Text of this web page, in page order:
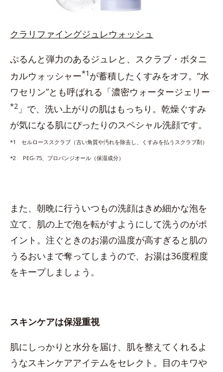
クラリファイングジュレウォッシュ
ぷるんと弾力のあるジュレと、スクラブ・ボタニ
カルウォッシャー*1 が蓄積したくすみをオフ。“水
ワセリン”とも呼ばれる「濃密ウォータージェリー
*2 」で、洗い上がりの肌はもっちり。乾燥ぐすみ
が気になる肌にぴったりのスペシャル洗顔です。
*1 セルローススクラブ（古い角質や汚れを除去し、くすみを払うスクラブ剤）
*2 PEG-75、プロパンジオール（保湿成分）
また、朝晩に行ういつもの洗顔はきめ細かな泡を
立て、肌の上で泡を転がすようにして洗うのがポ
イント。注ぐときのお湯の温度が高すぎると肌の
うるおいまで奪ってしまうので、お湯は36度程度
をキープしましょう。
スキンケアは保湿重視
肌にしっかりと水分を届け、肌を整えてくれるよ
うなスキンケアアイテムをセレクト。目のキワや